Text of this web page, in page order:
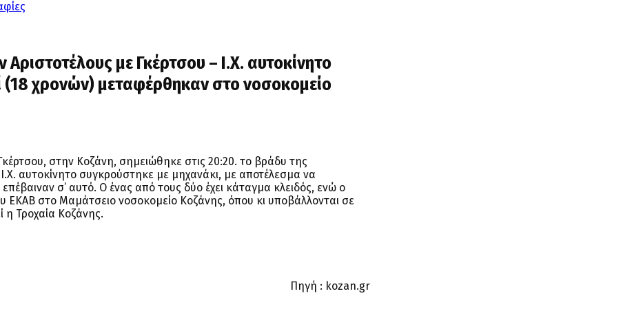
με Γκέρτσου – Ι.Χ. αυτοκίνητο
(18 χρονών) μεταφέρθηκαν στο νοσοκομείο
στην Κοζάνη, σημειώθηκε στις 20:20. το βράδυ της
αυτοκίνητο συγκρούστηκε με μηχανάκι, με αποτέλεσμα να
σ’ αυτό. Ο ένας από τους δύο έχει κάταγμα κλειδός, ενώ ο
στο Μαμάτσειο νοσοκομείο Κοζάνης, όπου κι υποβάλλονται σε
η Τροχαία Κοζάνης.
Πηγή : kozan.gr